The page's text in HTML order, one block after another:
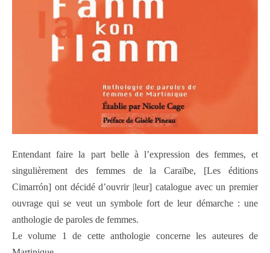
Entendant faire la part belle à l’expression des femmes, et
singulièrement des femmes de la Caraïbe, [Les éditions
Cimarrón] ont décidé d’ouvrir |leur] catalogue avec un premier
ouvrage qui se veut un symbole fort de leur démarche : une
anthologie de paroles de femmes.
Le volume 1 de cette anthologie concerne les auteures de